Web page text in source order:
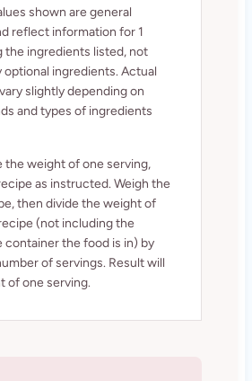
shown are general
reflect information for 1
the ingredients listed, not
optional ingredients. Actual
slightly depending on
and types of ingredients
the weight of one serving,
as instructed. Weigh the
then divide the weight of
(not including the
container the food is in) by
of servings. Result will
of one serving.